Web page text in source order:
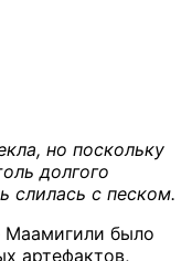
но поскольку
долгого
слилась с песком.
Маамигили было
артефактов,